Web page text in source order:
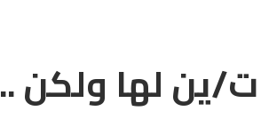
ين لها ولكن ..